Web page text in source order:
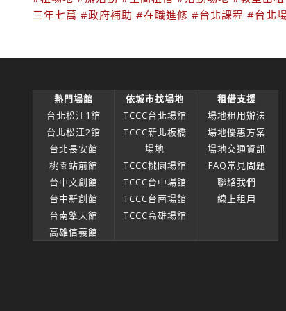
三年七萬 #政府補助 #在職進修 #台北課程 #台北
熱門場館
台北松江1館
台北松江2館
台北長安館
桃園站前館
台中文創館
台中新創館
台南擎天館
高雄信義館
依城市找場地
TCCC台北場館
TCCC新北板橋
場地
TCCC桃園場館
TCCC台中場館
TCCC台南場館
TCCC高雄場館
租借支援
場地租用辦法
場地優惠方案
場地交通資訊
FAQ常見問題
聯絡我們
線上租用